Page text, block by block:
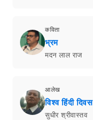
कविता
भ्रम
मदन लाल राज
आलेख
विश्व हिंदी दिवस
सुधीर श्रीवास्तव